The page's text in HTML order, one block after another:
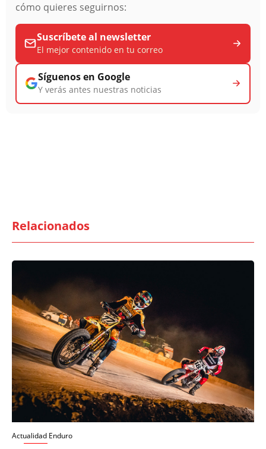
cómo quieres seguirnos:
Suscríbete al newsletter
El mejor contenido en tu correo
Síguenos en Google
Y verás antes nuestras noticias
Relacionados
Actualidad Enduro